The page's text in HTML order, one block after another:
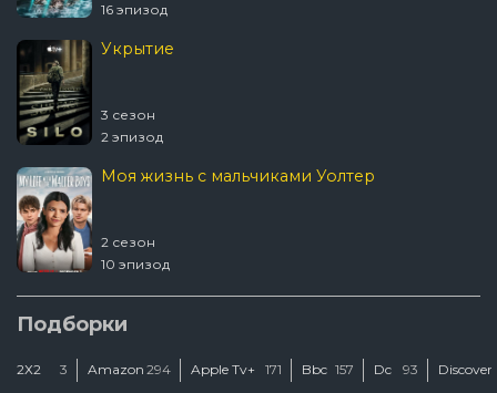
16 эпизод
Укрытие
3 сезон
2 эпизод
Моя жизнь с мальчиками Уолтер
2 сезон
10 эпизод
Шугар
2 сезон
Подборки
2Х2 3 Amazon 294 Apple Tv+ 171 Bbc 157 Dc 93